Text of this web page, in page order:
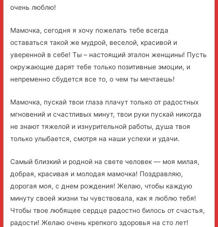
очень люблю!
Мамочка, сегодня я хочу пожелать тебе всегда
оставаться такой же мудрой, веселой, красивой и
уверенной в себе! Ты – настоящий эталон женщины! Пусть
окружающие дарят тебе только позитивные эмоции, и
непременно сбудется все то, о чем ты мечтаешь!
Мамочка, пускай твои глаза плачут только от радостных
мгновений и счастливых минут, твои руки пускай никогда
не знают тяжелой и изнурительной работы, душа твоя
только улыбается, смотря на наши успехи и удачи.
Самый близкий и родной на свете человек — моя милая,
добрая, красивая и молодая мамочка! Поздравляю,
дорогая моя, с днем рождения! Желаю, чтобы каждую
минуту своей жизни ты чувствовала, как я люблю тебя!
Чтобы твое любящее сердце радостно билось от счастья,
радости! Желаю очень крепкого здоровья на сто лет!